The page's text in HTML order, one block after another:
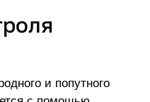
и попутного